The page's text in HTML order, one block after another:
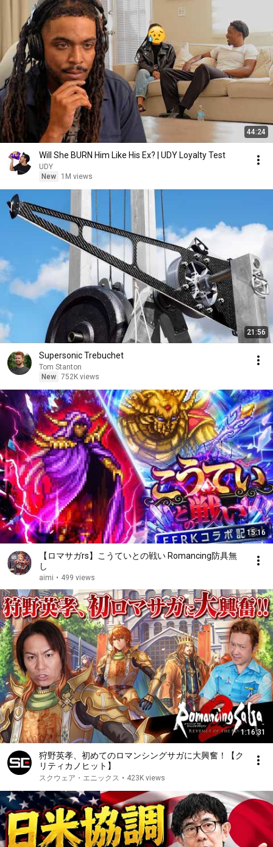
44:24
Will She BURN Him Like His Ex? | UDY Loyalty Test
UDY
New
1M views
21:56
Supersonic Trebuchet
Tom Stanton
New 752K views
15:16
【ロマサガrs】こうていとの戦い Romancing防具無
し
aimi • 499 views
1:16:31
狩野英孝、初めてのロマンシングサガに大興奮！【ク
リティカノヒット】
スクウェア・エニックス • 423K views